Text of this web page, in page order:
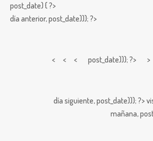
post_date) { ?>
día anterior,post_date))); ?>
< < < post_date))); ?>
día siguiente,post_date))); ?>
mañana,